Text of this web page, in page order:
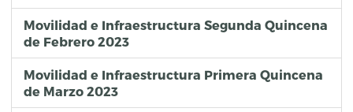
Movilidad e Infraestructura Segunda Quincena
de Febrero 2023
Movilidad e Infraestructura Primera Quincena
de Marzo 2023